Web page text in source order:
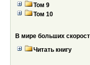
Том 9
Том 10
В мире больших
Читать книгу